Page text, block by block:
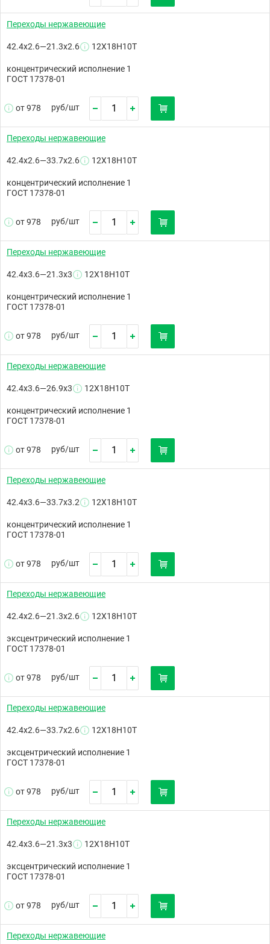
Переходы нержавеющие
42.4х2.6—21.3х2.6 12Х18Н10Т
концентрический исполнение 1
ГОСТ 17378-01
от 978 руб/шт
Переходы нержавеющие
42.4х2.6—33.7х2.6 12Х18Н10Т
концентрический исполнение 1
ГОСТ 17378-01
от 978 руб/шт
Переходы нержавеющие
42.4х3.6—21.3х3 12Х18Н10Т
концентрический исполнение 1
ГОСТ 17378-01
от 978 руб/шт
Переходы нержавеющие
42.4х3.6—26.9х3 12Х18Н10Т
концентрический исполнение 1
ГОСТ 17378-01
от 978 руб/шт
Переходы нержавеющие
42.4х3.6—33.7х3.2 12Х18Н10Т
концентрический исполнение 1
ГОСТ 17378-01
от 978 руб/шт
Переходы нержавеющие
42.4х2.6—21.3х2.6 12Х18Н10Т
эксцентрический исполнение 1
ГОСТ 17378-01
от 978 руб/шт
Переходы нержавеющие
42.4х2.6—33.7х2.6 12Х18Н10Т
эксцентрический исполнение 1
ГОСТ 17378-01
от 978 руб/шт
Переходы нержавеющие
42.4х3.6—21.3х3 12Х18Н10Т
эксцентрический исполнение 1
ГОСТ 17378-01
от 978 руб/шт
Переходы нержавеющие